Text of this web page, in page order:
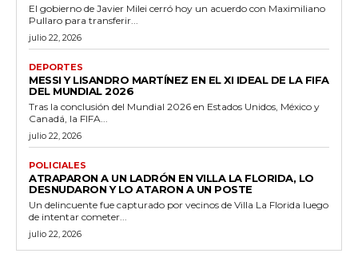
El gobierno de Javier Milei cerró hoy un acuerdo con Maximiliano
Pullaro para transferir...
julio 22, 2026
DEPORTES
MESSI Y LISANDRO MARTÍNEZ EN EL XI IDEAL DE LA FIFA
DEL MUNDIAL 2026
Tras la conclusión del Mundial 2026 en Estados Unidos, México y
Canadá, la FIFA...
julio 22, 2026
POLICIALES
ATRAPARON A UN LADRÓN EN VILLA LA FLORIDA, LO
DESNUDARON Y LO ATARON A UN POSTE
Un delincuente fue capturado por vecinos de Villa La Florida luego
de intentar cometer...
julio 22, 2026